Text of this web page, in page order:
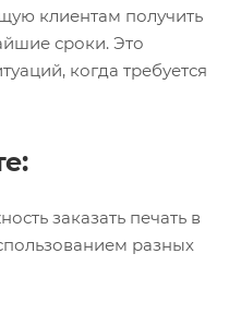
клиентам получить
сроки. Это
когда требуется
заказать печать в
разных